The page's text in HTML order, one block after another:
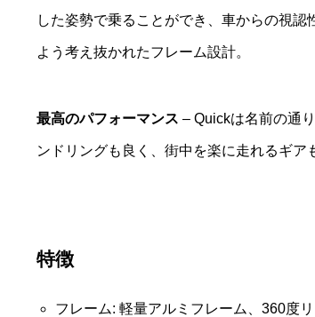
した姿勢で乗ることができ、車からの視
よう考え抜かれたフレーム設計。
最高のパフォーマンス – Quickは名前の通
ンドリングも良く、街中を楽に走れるギア
特徴
フレーム: 軽量アルミフレーム、360度
2026.07.30